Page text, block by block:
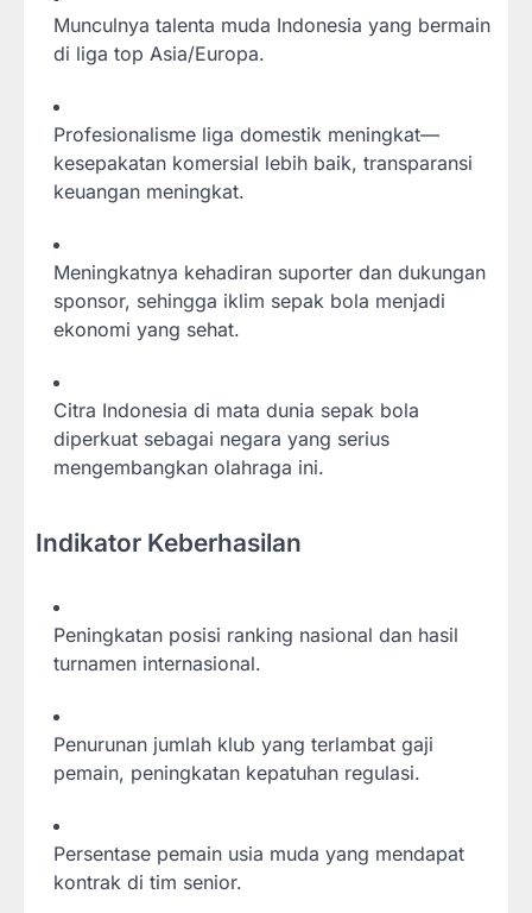
Munculnya talenta muda Indonesia yang bermain
di liga top Asia/Europa.
Profesionalisme liga domestik meningkat—
kesepakatan komersial lebih baik, transparansi
keuangan meningkat.
Meningkatnya kehadiran suporter dan dukungan
sponsor, sehingga iklim sepak bola menjadi
ekonomi yang sehat.
Citra Indonesia di mata dunia sepak bola
diperkuat sebagai negara yang serius
mengembangkan olahraga ini.
Indikator Keberhasilan
Peningkatan posisi ranking nasional dan hasil
turnamen internasional.
Penurunan jumlah klub yang terlambat gaji
pemain, peningkatan kepatuhan regulasi.
Persentase pemain usia muda yang mendapat
kontrak di tim senior.